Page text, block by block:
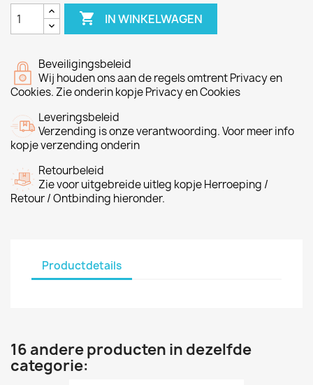
 IN WINKELWAGEN
Beveiligingsbeleid
Wij houden ons aan de regels omtrent Privacy en
Cookies. Zie onderin kopje Privacy en Cookies
Leveringsbeleid
Verzending is onze verantwoording. Voor meer info
kopje verzending onderin
Retourbeleid
Zie voor uitgebreide uitleg kopje Herroeping /
Retour / Ontbinding hieronder.
Productdetails
16 andere producten in dezelfde
categorie: